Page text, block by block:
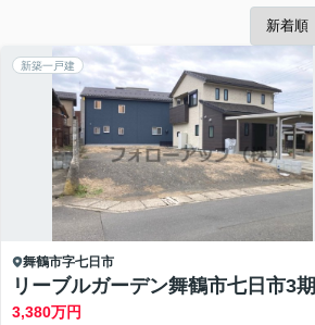
新築一戸建
舞鶴市字七日市
リーブルガーデン舞鶴市七日市3期
3,380万円